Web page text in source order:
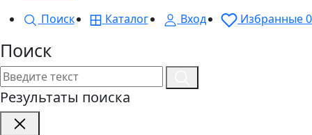
Поиск
Каталог Вход Избранные0
Поиск
Результаты поиска